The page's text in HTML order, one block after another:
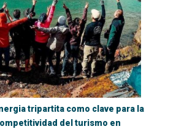
tripartita como clave para la
del turismo en